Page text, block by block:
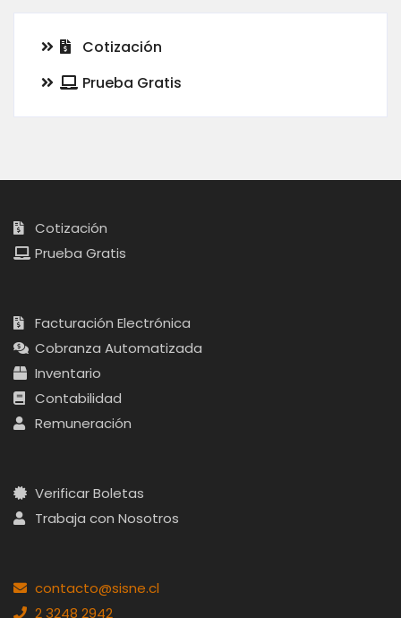
Cotización
Prueba Gratis
Cotización
Prueba Gratis
Facturación Electrónica
Cobranza Automatizada
Inventario
Contabilidad
Remuneración
Verificar Boletas
Trabaja con Nosotros
contacto@sisne.cl
2 3248 2942